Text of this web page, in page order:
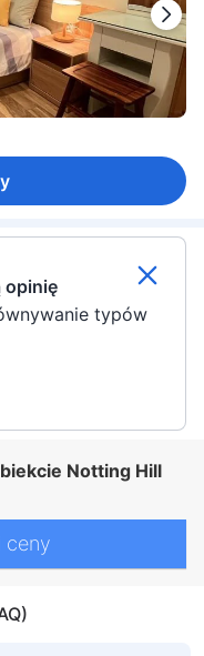
opinię
typów
Notting Hill
ceny